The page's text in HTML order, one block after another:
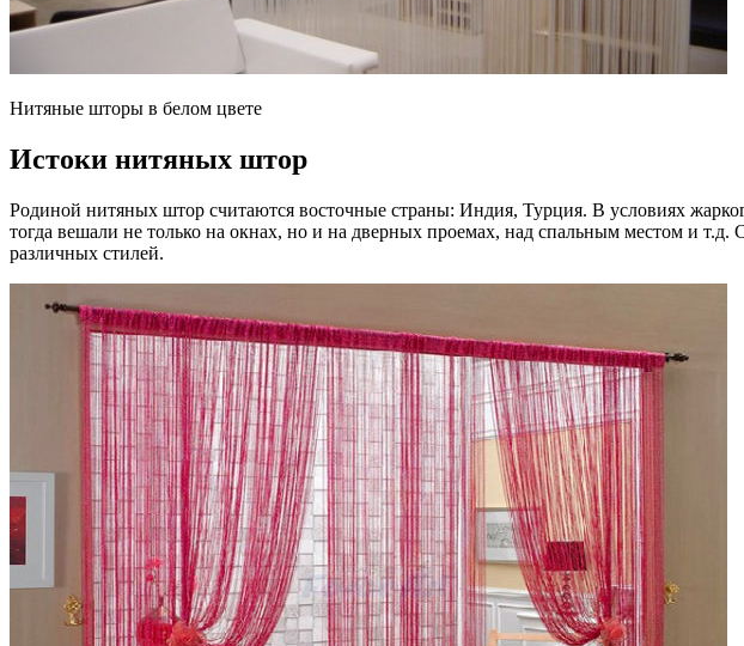
Нитяные шторы в белом цвете
Истоки нитяных штор
Родиной нитяных штор считаются восточные страны: Индия, Турция. В условиях
тогда вешали не только на окнах, но и на дверных проемах, над спальным местом и
различных стилей.